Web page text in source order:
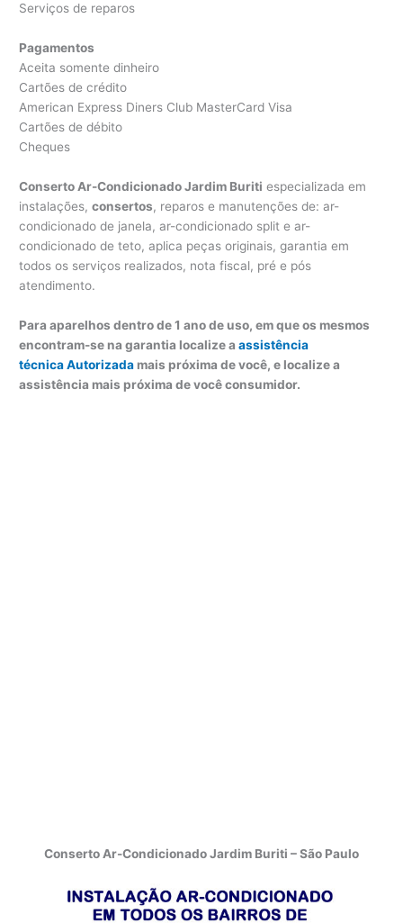
Serviços de reparos
Pagamentos
Aceita somente dinheiro
Cartões de crédito
American Express Diners Club MasterCard Visa
Cartões de débito
Cheques
Conserto Ar-Condicionado Jardim Buriti especializada em
instalações,consertos, reparos e manutenções de: ar-
condicionado de janela, ar-condicionado split e ar-
condicionado de teto, aplica peças originais, garantia em
todos os serviços realizados, nota fiscal, pré e pós
atendimento.
Para aparelhos dentro de 1 ano de uso, em que os mesmos
encontram-se na garantia localize aassistência
técnica Autorizada mais próxima de você, e localize a
assistência mais próxima de você consumidor.
Conserto Ar-Condicionado Jardim Buriti – São Paulo